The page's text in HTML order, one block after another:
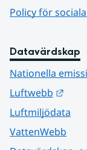
Policy för
Datavärdskap
Nationella
Luftwebb
Luftmiljödata
VattenWebb